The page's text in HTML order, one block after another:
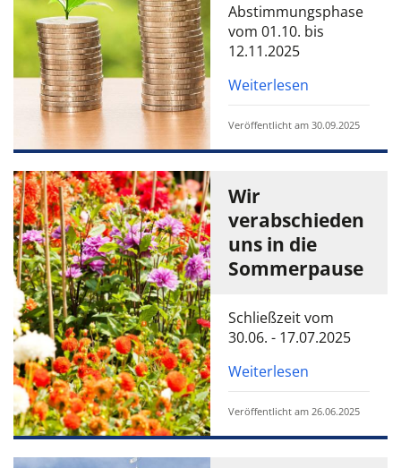
Abstimmungsphase
vom 01.10. bis
12.11.2025
Weiterlesen
Veröffentlicht am 30.09.2025
Wir
verabschieden
uns in die
Sommerpause
Schließzeit vom
30.06. - 17.07.2025
Weiterlesen
Veröffentlicht am 26.06.2025